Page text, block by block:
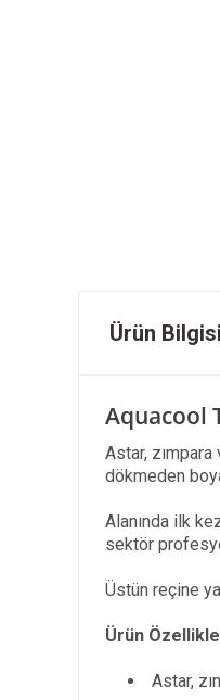
Ürün Bilgisi
Aquacool
Astar,
dökmeden
Alanında ilk
sektör
Üstün reçine
Ürün
Astar,